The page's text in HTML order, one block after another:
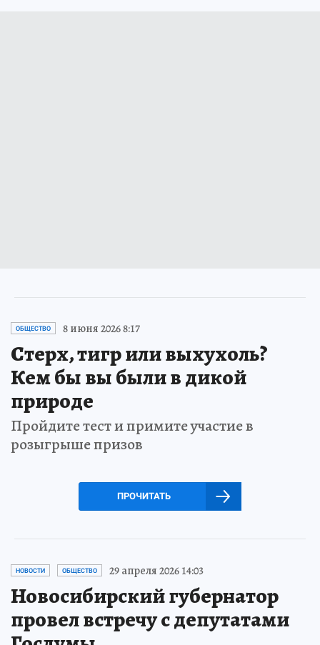
ОБЩЕСТВО 8 июня 2026 8:17
Стерх, тигр или выхухоль?
Кем бы вы были в дикой
природе
Пройдите тест и примите участие в
розыгрыше призов
ПРОЧИТАТЬ
НОВОСТИ ОБЩЕСТВО 29 апреля 2026 14:03
Новосибирский губернатор
провел встречу с депутатами